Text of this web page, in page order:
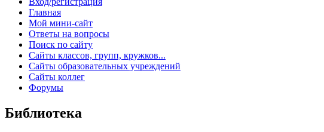
Главная
Мой мини-сайт
Ответы на вопросы
Поиск по сайту
Сайты классов, групп, кружков...
Сайты образовательных учреждений
Сайты коллег
Форумы
Библиотека